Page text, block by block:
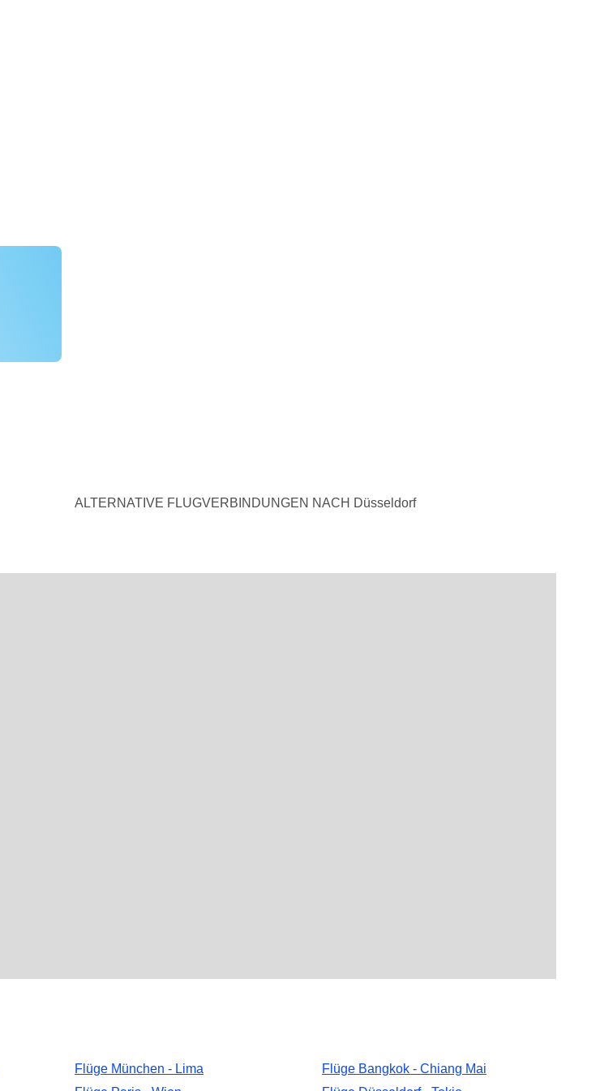
ALTERNATIVE FLUGVERBINDUNGEN NACH Düsseldorf
Flüge München - Lima
Flüge Bangkok - Chiang Mai